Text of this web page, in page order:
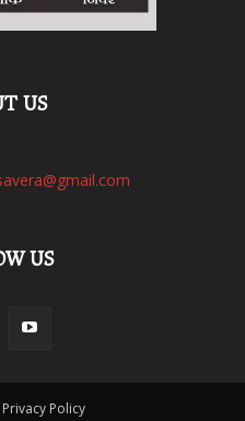
US
US
Privacy Policy